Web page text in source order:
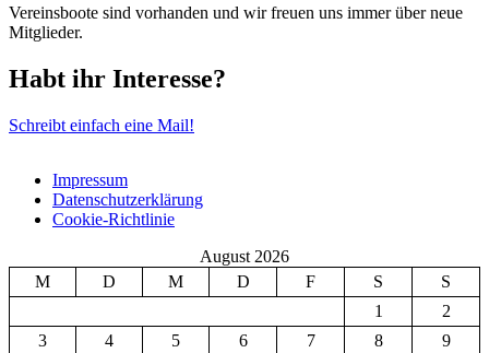
Vereinsboote sind vorhanden und wir freuen uns immer über neue
Mitglieder.
Habt ihr Interesse?
Schreibt einfach eine Mail!
Impressum
Datenschutz­erklärung
Cookie-Richtlinie
August 2026
M
D M D F S
S
1
2
3
4 5 6 7 8 9